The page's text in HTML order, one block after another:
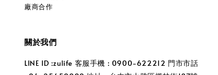
廠商合作
關於我們
LINE ID :zulife 客服手機 : 0900-622212 門市市話